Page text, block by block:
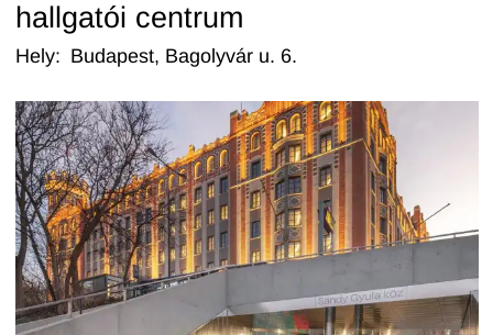
hallgatói centrum
Hely: Budapest, Bagolyvár u. 6.